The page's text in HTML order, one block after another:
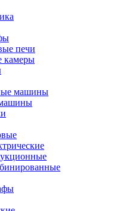
печи
камеры
машины